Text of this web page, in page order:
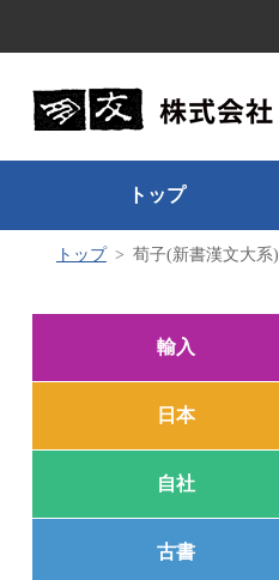
トップ
トップ 荀子(新書漢文大系)
輸入
日本
自社
古書